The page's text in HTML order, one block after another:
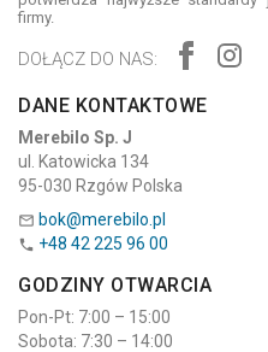
firmy.
DOŁĄCZ DO NAS:
DANE KONTAKTOWE
Merebilo Sp. J
ul. Katowicka 134
95-030 Rzgów Polska
 bok@merebilo.pl
 +48 42 225 96 00
GODZINY OTWARCIA
Pon-Pt: 7:00 – 15:00
Sobota: 7:30 – 14:00